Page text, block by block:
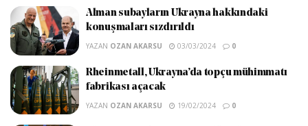
Alman subayların Ukrayna hakkındaki
konuşmaları sızdırıldı
YAZAN OZAN AKARSU 03/03/2024 0
Rheinmetall, Ukrayna’da topçu mühimmatı
fabrikası açacak
YAZAN OZAN AKARSU 19/02/2024 0